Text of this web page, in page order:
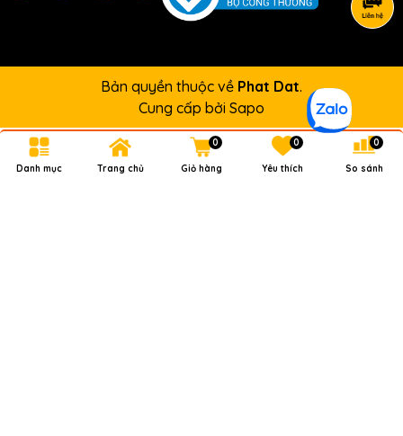
Bản quyền thuộc về Phat Dat.
Cung cấp bởi Sapo
Danh mục Trang chủ Giỏ hàng
0
Yêu thích
0
So sánh
0